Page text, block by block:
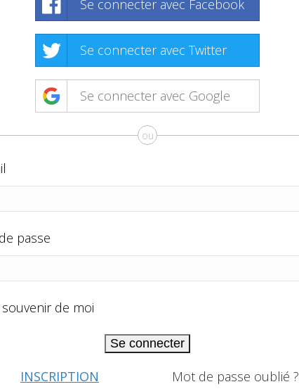
Se connecter avec Facebook
Se connecter avec Twitter
Se connecter avec Google
ou
passe
souvenir de moi
Se connecter
INSCRIPTION Mot de passe oublié ?